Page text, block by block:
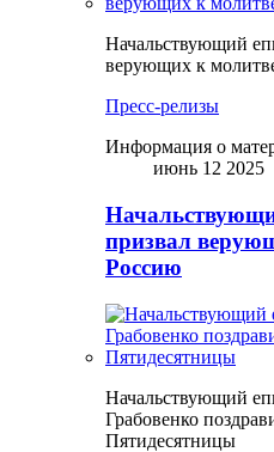
Начальствующий
верующих к
Пресс-релизы
Информация о
июнь 12 2025
призвал
Россию
Начальствующий
Грабовенко
Пятидесятницы